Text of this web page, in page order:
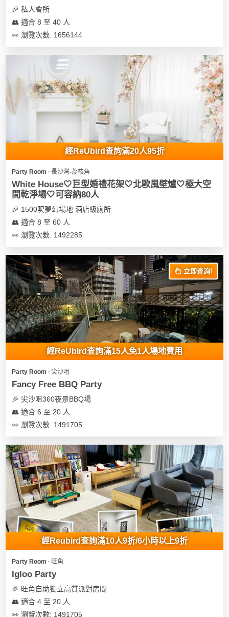
體
手
作
坊
戶
遊
艇
出
租
🎉 私人會所
👥 適合 8 至 40 人
👀 瀏覽次數: 1656144
經ReUbird查詢滿20人95折
Party Room ∙ 長沙灣-荔枝角
White House🤍巨型婚禮花架🤍北歐風壁爐🤍極大空
間乾淨場🤍可容納80人
🎉 1500呎夢幻場地 酒店級廁所
👥 適合 8 至 60 人
👀 瀏覽次數: 1492285
立即查詢!
經ReUbird查詢滿15人免1人場地費用
Party Room ∙ 尖沙咀
Fancy Free BBQ Party
🎉 尖沙咀360夜景BBQ場
👥 適合 6 至 20 人
👀 瀏覽次數: 1491705
經Reubird查詢滿10人9折/6小時以上9折
Party Room ∙ 旺角
Igloo Party
🎉 旺角自助獨立高質派對房間
👥 適合 4 至 20 人
👀 瀏覽次數: 1491705